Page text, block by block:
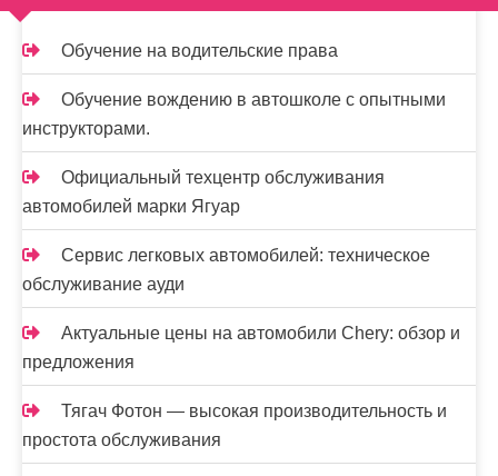
п
и
с
я
м
Обучение на водительские права
Обучение вождению в автошколе с опытными
инструкторами.
Официальный техцентр обслуживания
автомобилей марки Ягуар
Сервис легковых автомобилей: техническое
обслуживание ауди
Актуальные цены на автомобили Chery: обзор и
предложения
Тягач Фотон — высокая производительность и
простота обслуживания